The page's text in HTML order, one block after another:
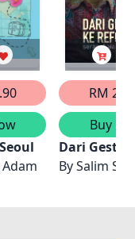
Adam
RM
Buy
Dari
BySalim